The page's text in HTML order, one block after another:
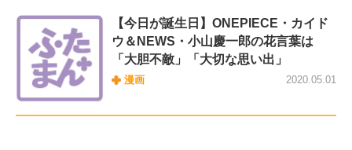
【今日が誕生日】ONEPIECE・カイド
ウ＆NEWS・小山慶一郎の花言葉は
「大胆不敵」「大切な思い出」
漫画 2020.05.01